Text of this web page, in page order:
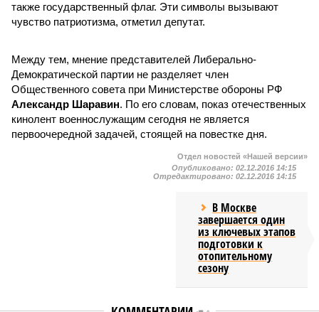
также государственный флаг. Эти символы вызывают
чувство патриотизма, отметил депутат.
Между тем, мнение представителей Либерально-
Демократической партии не разделяет член
Общественного совета при Министерстве обороны РФ
Александр Шаравин. По его словам, показ отечественных
кинолент военнослужащим сегодня не является
первоочередной задачей, стоящей на повестке дня.
Отдел новостей «Нашей версии»
Опубликовано: 02.12.2016 14:15
Отредактировано: 02.12.2016 14:15
В Москве
завершается один
из ключевых этапов
подготовки к
отопительному
сезону